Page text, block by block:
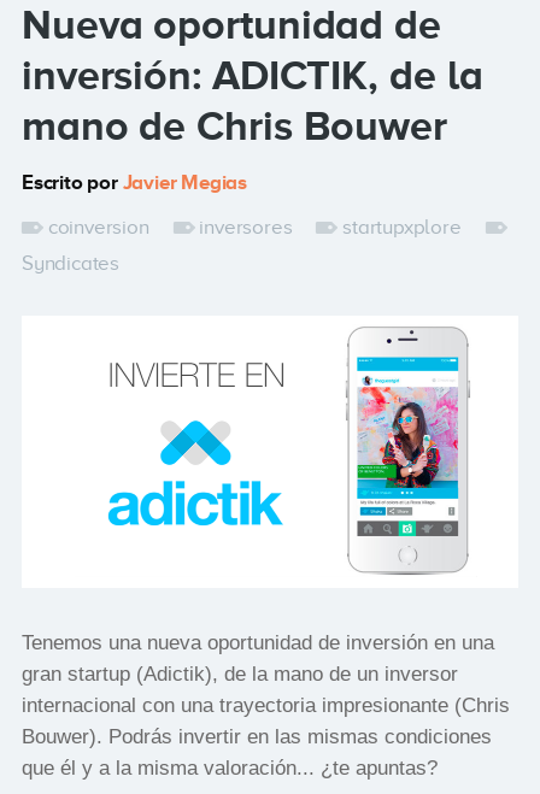
Nueva oportunidad de
inversión: ADICTIK, de la
mano de Chris Bouwer
Escrito por Javier Megias
coinversion
inversores
startupxplore
Syndicates
Tenemos una nueva oportunidad de inversión en una
gran startup (Adictik), de la mano de un inversor
internacional con una trayectoria impresionante (Chris
Bouwer). Podrás invertir en las mismas condiciones
que él y a la misma valoración... ¿te apuntas?